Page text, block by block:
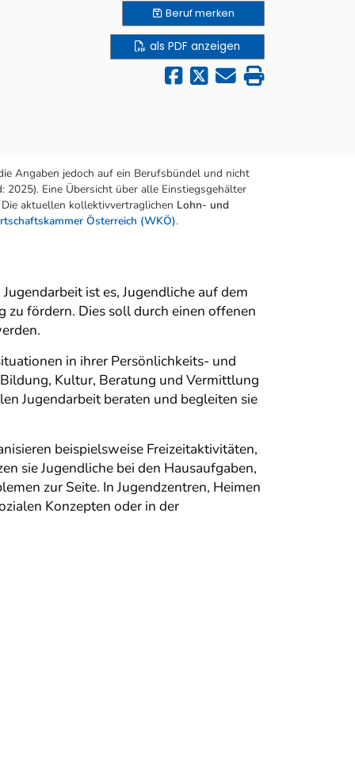
Berufmerken
als PDF anzeigen
Angaben jedoch auf ein Berufsbündel und nicht
Eine Übersicht über alle Einstiegsgehälter
Die aktuellen kollektivvertraglichen Lohn- und
Österreich (WKÖ).
ist es, Jugendliche auf dem
fördern. Dies soll durch einen offenen
in ihrer Persönlichkeits- und
Kultur, Beratung und Vermittlung
Jugendarbeit beraten und begleiten sie
beispielsweise Freizeitaktivitäten,
sie Jugendliche bei den Hausaufgaben,
zur Seite. In Jugendzentren, Heimen
Konzepten oder in der